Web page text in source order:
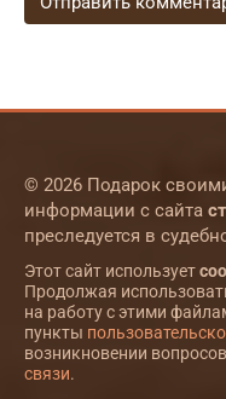
© 2026 Подарок
информации с сайта
преследуется в
Этот сайт использует
Продолжая
на работу с этими
пункты
возникновении
связи.